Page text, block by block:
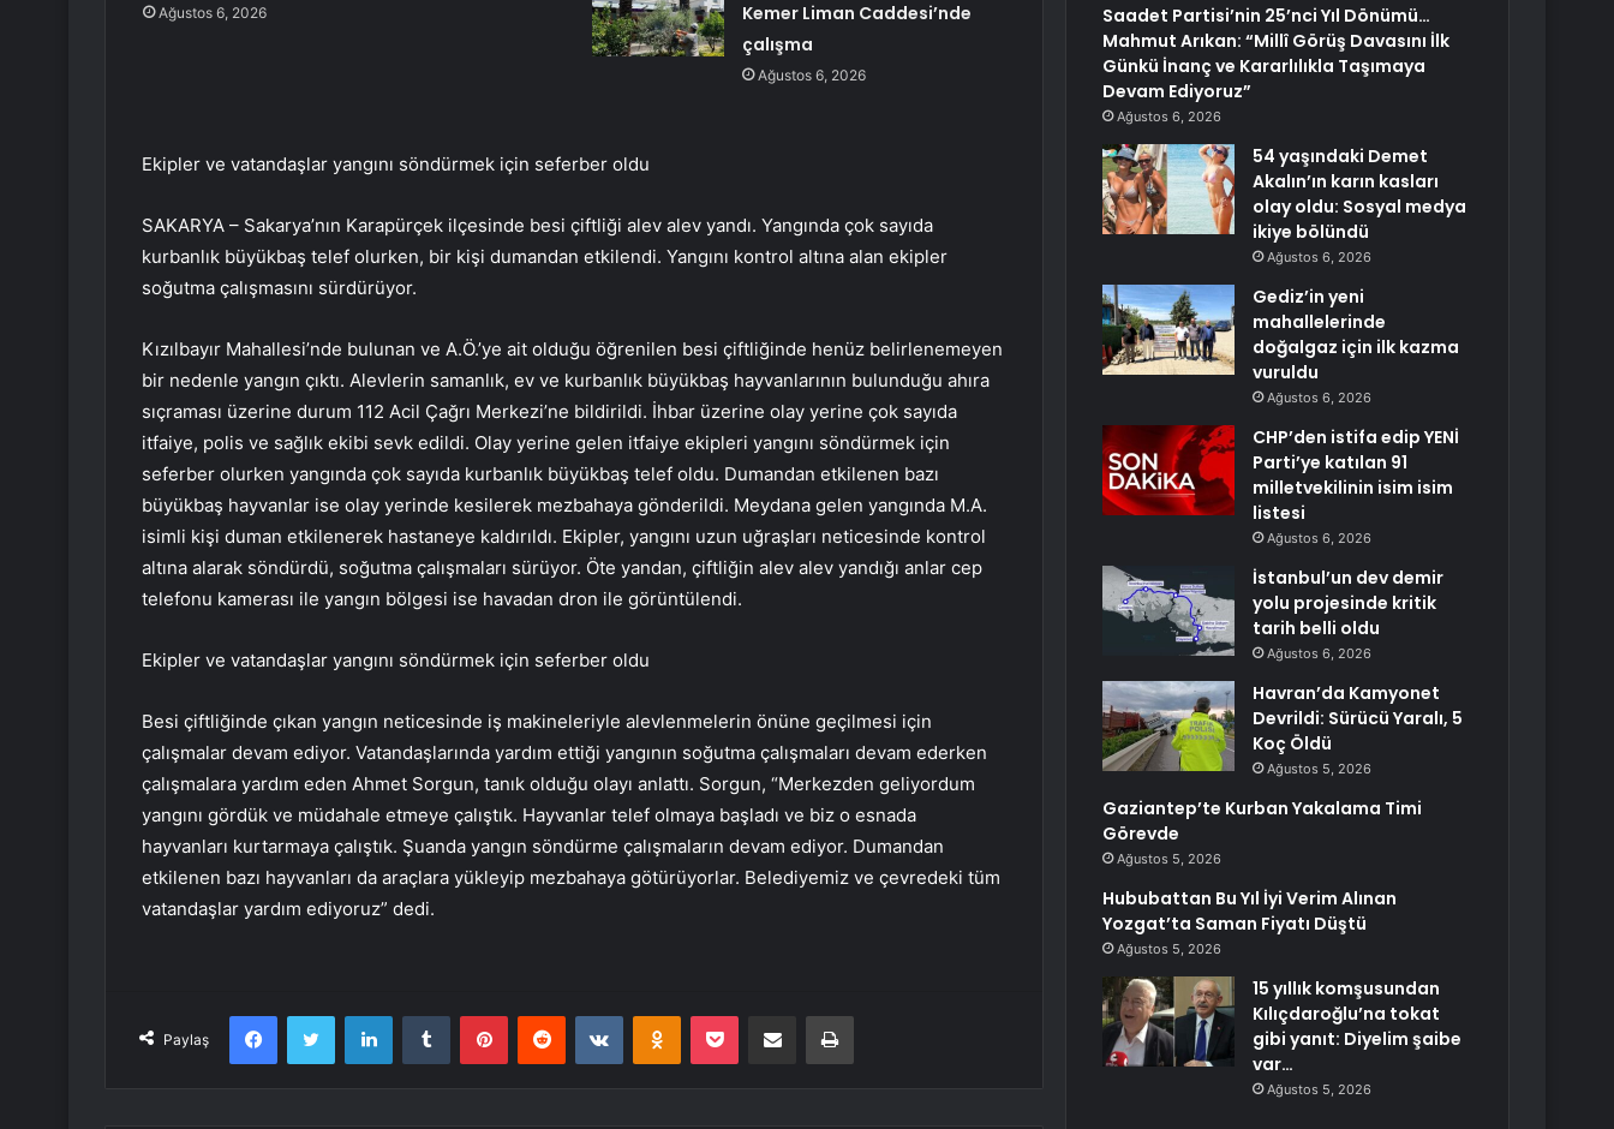
Ağustos 6, 2026
Kemer Liman Caddesi’nde
çalışma
Ağustos 6, 2026
Ekipler ve vatandaşlar yangını söndürmek için seferber oldu
SAKARYA – Sakarya’nın Karapürçek ilçesinde besi çiftliği alev alev yandı. Yangında çok sayıda
kurbanlık büyükbaş telef olurken, bir kişi dumandan etkilendi. Yangını kontrol altına alan ekipler
soğutma çalışmasını sürdürüyor.
Kızılbayır Mahallesi’nde bulunan ve A.Ö.’ye ait olduğu öğrenilen besi çiftliğinde henüz belirlenemeyen
bir nedenle yangın çıktı. Alevlerin samanlık, ev ve kurbanlık büyükbaş hayvanlarının bulunduğu ahıra
sıçraması üzerine durum 112 Acil Çağrı Merkezi’ne bildirildi. İhbar üzerine olay yerine çok sayıda
itfaiye, polis ve sağlık ekibi sevk edildi. Olay yerine gelen itfaiye ekipleri yangını söndürmek için
seferber olurken yangında çok sayıda kurbanlık büyükbaş telef oldu. Dumandan etkilenen bazı
büyükbaş hayvanlar ise olay yerinde kesilerek mezbahaya gönderildi. Meydana gelen yangında M.A.
isimli kişi duman etkilenerek hastaneye kaldırıldı. Ekipler, yangını uzun uğraşları neticesinde kontrol
altına alarak söndürdü, soğutma çalışmaları sürüyor. Öte yandan, çiftliğin alev alev yandığı anlar cep
telefonu kamerası ile yangın bölgesi ise havadan dron ile görüntülendi.
Ekipler ve vatandaşlar yangını söndürmek için seferber oldu
Besi çiftliğinde çıkan yangın neticesinde iş makineleriyle alevlenmelerin önüne geçilmesi için
çalışmalar devam ediyor. Vatandaşlarında yardım ettiği yangının soğutma çalışmaları devam ederken
çalışmalara yardım eden Ahmet Sorgun, tanık olduğu olayı anlattı. Sorgun, “Merkezden geliyordum
yangını gördük ve müdahale etmeye çalıştık. Hayvanlar telef olmaya başladı ve biz o esnada
hayvanları kurtarmaya çalıştık. Şuanda yangın söndürme çalışmaların devam ediyor. Dumandan
etkilenen bazı hayvanları da araçlara yükleyip mezbahaya götürüyorlar. Belediyemiz ve çevredeki tüm
vatandaşlar yardım ediyoruz” dedi.
Paylaş
FacebookTwitter LinkedInTumblr PinterestReddit VKontakteOdnoklassniki
Pocket E-Posta ile paylaş Yazdır
Saadet Partisi’nin 25’nci Yıl Dönümü…
Mahmut Arıkan: “Millî Görüş Davasını İlk
Günkü İnanç ve Kararlılıkla Taşımaya
Devam Ediyoruz”
Ağustos 6, 2026
54 yaşındaki Demet
Akalın’ın karın kasları
olay oldu: Sosyal medya
ikiye bölündü
Ağustos 6, 2026
Gediz’in yeni
mahallelerinde
doğalgaz için ilk kazma
vuruldu
Ağustos 6, 2026
CHP’den istifa edip YENİ
Parti’ye katılan 91
milletvekilinin isim isim
listesi
Ağustos 6, 2026
İstanbul’un dev demir
yolu projesinde kritik
tarih belli oldu
Ağustos 6, 2026
Havran’da Kamyonet
Devrildi: Sürücü Yaralı, 5
Koç Öldü
Ağustos 5, 2026
Gaziantep’te Kurban Yakalama Timi
Görevde
Ağustos 5, 2026
Hububattan Bu Yıl İyi Verim Alınan
Yozgat’ta Saman Fiyatı Düştü
Ağustos 5, 2026
15 yıllık komşusundan
Kılıçdaroğlu’na tokat
gibi yanıt: Diyelim şaibe
var…
Ağustos 5, 2026